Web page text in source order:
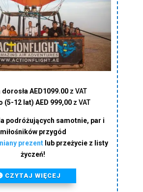
dorosła AED1099.00 z VAT
(5-12 lat) AED 999,00 z VAT
podróżujących samotnie, par i
miłośników przygód
prezent lub przeżycie z listy
życzeń!
CZYTAJ WIĘCEJ